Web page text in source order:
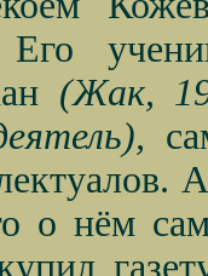
Его
(Жак,
о нём